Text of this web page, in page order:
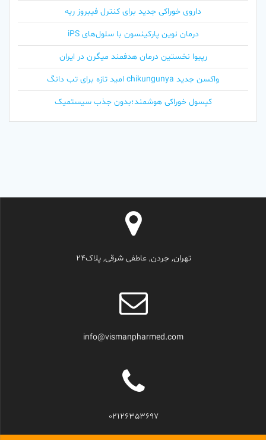
داروی خوراکی جدید برای کنترل فیبروز ریه
درمان نوین پارکینسون با سلول‌های iPS
رپیوا نخستین درمان هدفمند میگرن در ایران
واکسن جدید chikungunya امید تازه برای تب دانگ
کپسول خوراکی هوشمند؛بدون جذب سیستمیک
تهران, جردن, عاطفی شرقی, پلاک24
info@vismanpharmed.com
02126353697